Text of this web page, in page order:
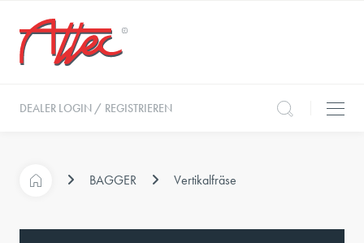
DEALER LOGIN / REGISTRIEREN
BAGGER Vertikalfräse